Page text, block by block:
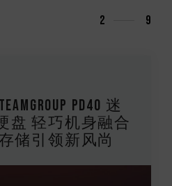
3 9
十铨科技发布T-CREATE
一键销毁外接式固态
全机构设计 铨方位防